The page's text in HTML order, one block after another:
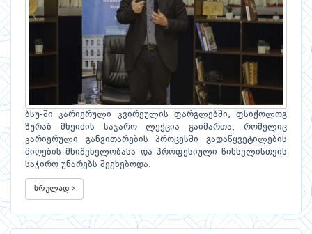
ბსუ-ში კარიერული კვირეულის ფარგლებში, ფსიქოლოგ
ზურაბ მხეიძის საჯარო ლექცია გაიმართა, რომელიც
კარიერული განვითარების პროცესში გადაწყვეტილების
მიღების მნიშვნელობასა და პროფესიული წინსვლისთვის
საჭირო უნარებს შეეხებოდა.
სრულად